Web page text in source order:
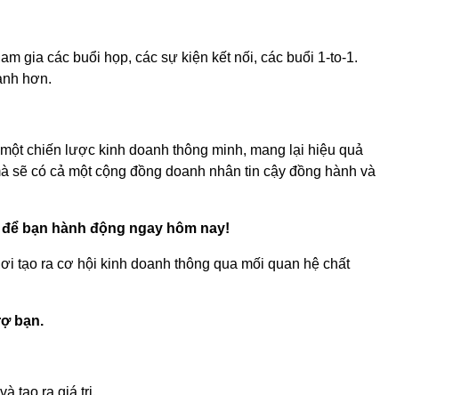
gia các buổi họp, các sự kiện kết nối, các buổi 1-to-1.
hơn.
chiến lược kinh doanh thông minh, mang lại hiệu quả
sẽ có cả một cộng đồng doanh nhân tin cậy đồng hành và
bạn hành động ngay hôm nay!
tạo ra cơ hội kinh doanh thông qua mối quan hệ chất
bạn.
tạo ra giá trị.